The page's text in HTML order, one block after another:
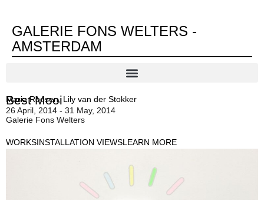
GALERIE FONS WELTERS -
AMSTERDAM
Maria Roosen,Lily van der Stokker
Best Mooi
26 April, 2014 - 31 May, 2014
Galerie Fons Welters
WORKSINSTALLATION VIEWSLEARN MORE